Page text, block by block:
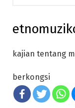
kajian tentang
berkongsi